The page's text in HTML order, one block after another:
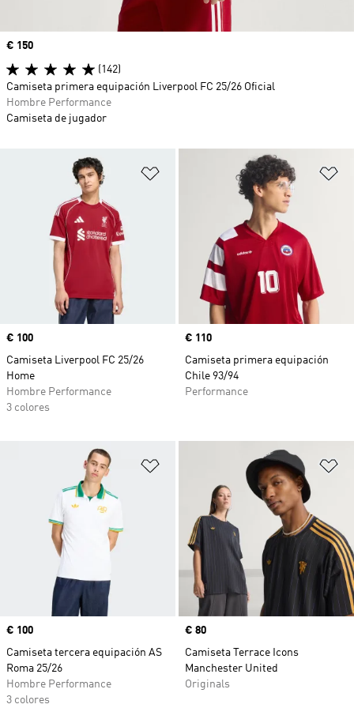
Añadir a la lista de deseos
Precio
€ 100
Camiseta Liverpool FC 25/26
Home
Hombre Performance
3 colores
Precio
€ 110
Camiseta primera equipación
Chile 93/94
Performance
Añadir a la lista de deseos
Precio
€ 100
Camiseta tercera equipación AS
Roma 25/26
Hombre Performance
3 colores
Precio
€ 80
Camiseta Terrace Icons
Manchester United
Originals
Precio
€ 150
(142)
Camiseta primera equipación Liverpool FC 25/26 Oficial
Hombre Performance
Camiseta de jugador